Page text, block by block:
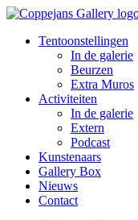
Spring
Tentoonstellingen
In de galerie
Beurzen
Extra Muros
Activiteiten
In de galerie
Extern
Podcast
Kunstenaars
Gallery Box
Nieuws
Contact